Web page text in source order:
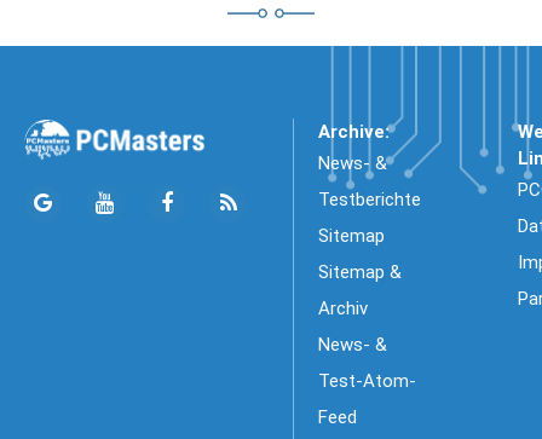
Archive:
News- &
Testberichte
Sitemap
Sitemap &
Archiv
News- &
Test-Atom-
Feed